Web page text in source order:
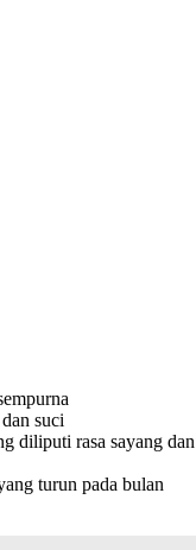
suci
diliputi rasa sayang dan
turun pada bulan